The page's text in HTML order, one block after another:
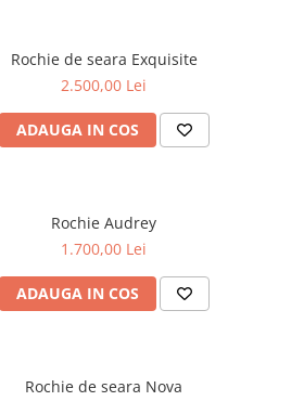
Rochie de seara Exquisite
2.500,00 Lei
ADAUGA IN COS
Rochie Audrey
1.700,00 Lei
ADAUGA IN COS
Rochie de seara Nova